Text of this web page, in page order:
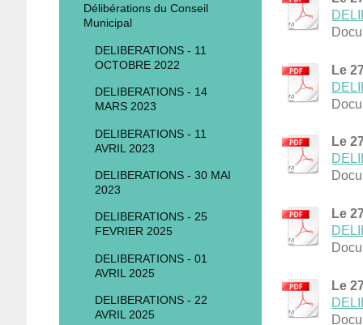
Le
Le
Le
Le
Délibérations du Conseil
Municipal
DELIBERATIONS - 11
OCTOBRE 2022
DELIBERATIONS - 14
MARS 2023
DELIBERATIONS - 11
AVRIL 2023
DELIBERATIONS - 30 MAI
2023
DELIBERATIONS - 25
FEVRIER 2025
DELIBERATIONS - 01
AVRIL 2025
DELIBERATIONS - 22
AVRIL 2025